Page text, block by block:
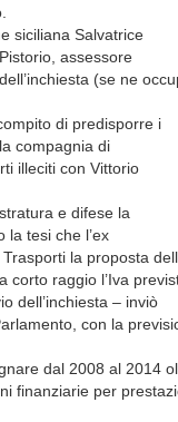
siciliana Salvatrice
assessore
(se ne
di predisporre i
compagnia di
illeciti con Vittorio
e difese la
tesi che l’ex
la proposta
corto raggio l’Iva
dell’inchiesta – inviò
con la
dal 2008 al 2014
finanziarie per